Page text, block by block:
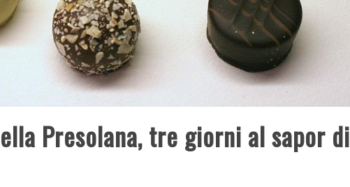
Presolana, tre giorni al sapor di